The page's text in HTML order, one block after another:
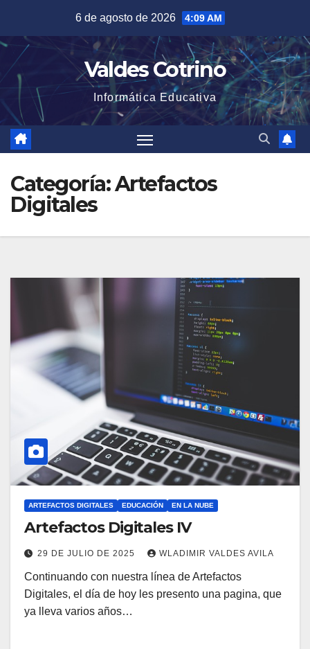
contenido
6 de agosto de 2026 4:09 AM
Valdes Cotrino
Informática Educativa
Categoría:Artefactos
Digitales
ARTEFACTOS DIGITALES EDUCACIÓN EN LA NUBE
Artefactos Digitales IV
29 DE JULIO DE 2025 WLADIMIR VALDES AVILA
Continuando con nuestra línea de Artefactos
Digitales, el día de hoy les presento una pagina, que
ya lleva varios años…